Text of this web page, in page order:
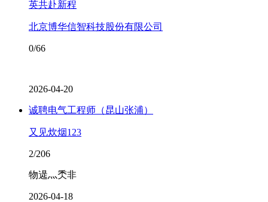
英共赴新程
北京博华信智科技股份有限公司
0/66
2026-04-20
诚聘电气工程师（昆山张浦）
又见炊烟123
2/206
物遈灬秂非
2026-04-18